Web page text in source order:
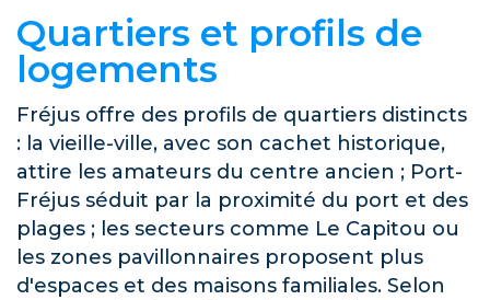
Quartiers et profils de
logements
Fréjus offre des profils de quartiers distincts
: la vieille-ville, avec son cachet historique,
attire les amateurs du centre ancien ; Port-
Fréjus séduit par la proximité du port et des
plages ; les secteurs comme Le Capitou ou
les zones pavillonnaires proposent plus
d'espaces et des maisons familiales. Selon